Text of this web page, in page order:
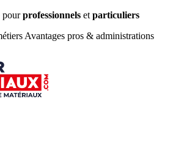
pourprofessionnels et particuliers
Avantages pros & administrations